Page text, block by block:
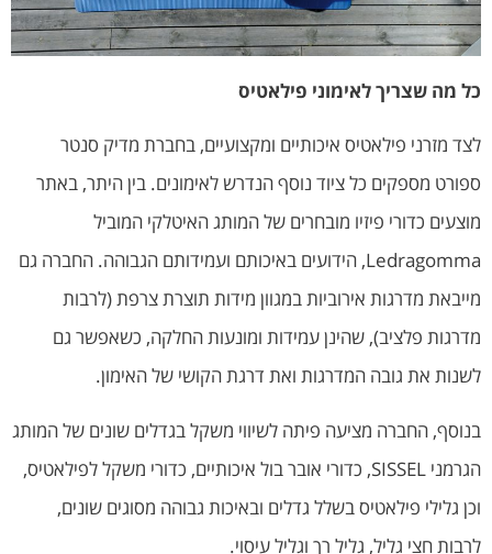
כל מה שצריך לאימוני פילאטיס
לצד מזרני פילאטיס איכותיים ומקצועיים, בחברת מדיק סנטר
ספורט מספקים כל ציוד נוסף הנדרש לאימונים. בין היתר, באתר
מוצעים כדורי פיזיו מובחרים של המותג האיטלקי המוביל
Ledragomma, הידועים באיכותם ועמידותם הגבוהה. החברה גם
מייבאת מדרגות אירוביות במגוון מידות תוצרת צרפת (לרבות
מדרגות פלציב), שהינן עמידות ומונעות החלקה, כשאפשר גם
לשנות את גובה המדרגות ואת דרגת הקושי של האימון.
בנוסף, החברה מציעה פיתה לשיווי משקל בגדלים שונים של המותג
הגרמני SISSEL, כדורי אובר בול איכותיים, כדורי משקל לפילאטיס,
וכן גלילי פילאטיס בשלל גדלים ובאיכות גבוהה מסוגים שונים,
לרבות חצי גליל, גליל רך וגליל עיסוי.